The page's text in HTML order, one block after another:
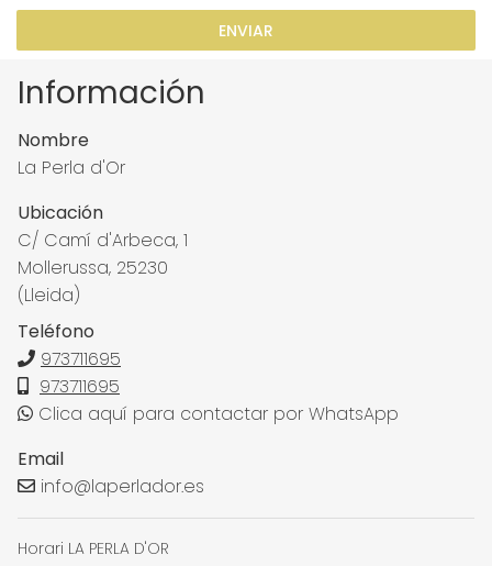
ENVIAR
Información
Nombre
La Perla d'Or
Ubicación
C/ Camí d'Arbeca, 1
Mollerussa, 25230
(Lleida)
Teléfono
973711695
973711695
Clica aquí para contactar por WhatsApp
Email
info@laperlador.es
Horari LA PERLA D'OR